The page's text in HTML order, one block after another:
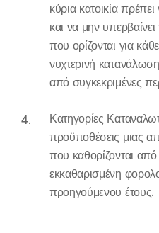
κύρια κατοικία
και να μην
που ορίζονται για
νυχτερινή
από συγκεκριμένες
Κατηγορίες
προϋποθέσεις μιας
που καθορίζονται
εκκαθαρισμένη
προηγούμενου έτους.